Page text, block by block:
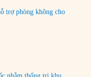
trợ phòng không cho